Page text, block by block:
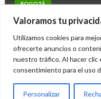
Valoramos tu
Utilizamos cookies para
ofrecerte anuncios o
nuestro tráfico. Al hacer clic
consentimiento para el uso
Personalizar
BOGOTÁ
Viviendas gratis en
Iván Briceño miércoles